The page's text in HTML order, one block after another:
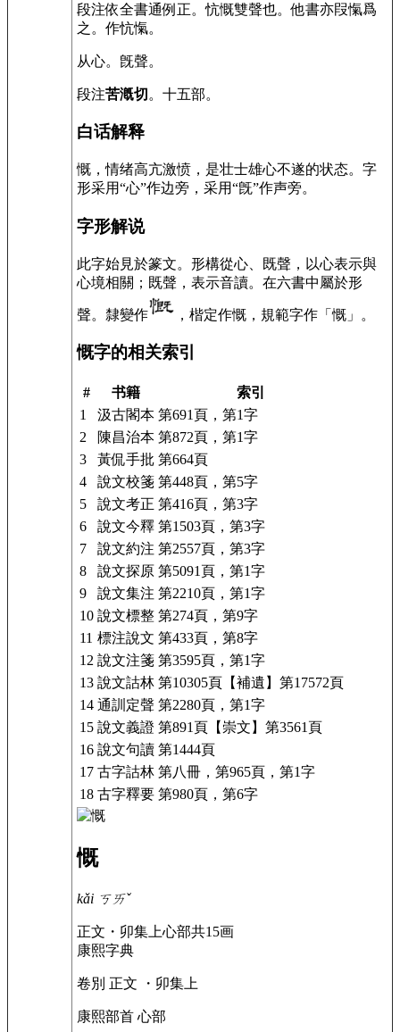
段注依全書通例正。忼慨雙聲也。他書亦叚愾爲
之。作忼愾。
从心。旣聲。
段注苦漑切 。十五部。
白话解释
慨，情绪高亢激愤，是壮士雄心不遂的状态。字
形采用“心”作边旁，采用“旣”作声旁。
字形解说
此字始見於篆文。形構從心、既聲，以心表示與
心境相關；既聲，表示音讀。在六書中屬於形
聲。隸變作 ，楷定作慨，規範字作「慨 」。
慨字的相关索引
# 书籍
索引
1
汲古閣本 第691頁，第1字
2
陳昌治本 第872頁，第1字
3
黃侃手批 第664頁
4
說文校箋 第448頁，第5字
5
說文考正 第416頁，第3字
6
說文今釋 第1503頁，第3字
7
說文約注 第2557頁，第3字
8
說文探原 第5091頁，第1字
9
說文集注 第2210頁，第1字
10 說文標整 第274頁，第9字
11 標注說文 第433頁，第8字
12 說文注箋 第3595頁，第1字
13 說文詁林 第10305頁【補遺】第17572頁
14 通訓定聲 第2280頁，第1字
15 說文義證 第891頁【崇文】第3561頁
16 說文句讀 第1444頁
17 古字詁林 第八冊，第965頁，第1字
18 古字釋要 第980頁，第6字
慨
kǎi ㄎㄞˇ
正文・卯集上心部共15画
康熙字典
卷別 正文 ・卯集上
康熙部首 心部